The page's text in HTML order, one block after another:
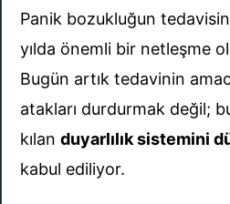
Panik bozukluğun
yılda önemli bir netleşme
Bugün artık tedavinin
atakları durdurmak değil;
kılan duyarlılık sistemini
kabul ediliyor.